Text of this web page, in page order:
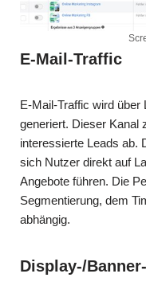
E-Mail-Traffic
E-Mail-Traffic wird
generiert. Dieser Kanal
interessierte Leads ab.
sich Nutzer direkt auf
Angebote führen. Die
Segmentierung, dem
abhängig.
Display-/